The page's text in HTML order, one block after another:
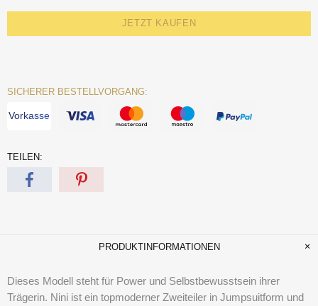
JETZT KAUFEN
SICHERER BESTELLVORGANG:
Vorkasse
TEILEN:
PRODUKTINFORMATIONEN
Dieses Modell steht für Power und Selbstbewusstsein ihrer
Trägerin. Nini ist ein topmoderner Zweiteiler in Jumpsuitform und